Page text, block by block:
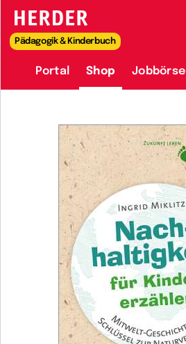
HERDER-MENÜ
Pädagogik & Kinderbuch
Portal Shop Jobbörse